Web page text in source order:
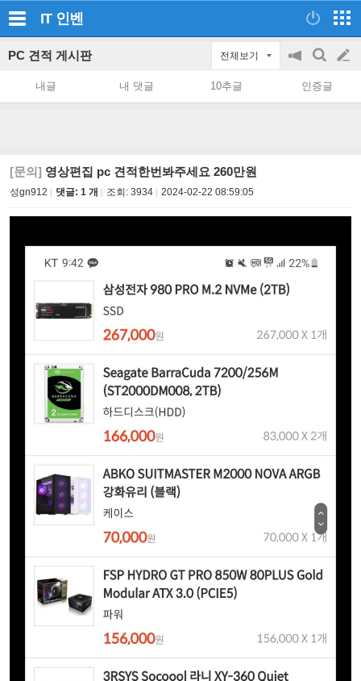
IT 인벤
PC 견적 게시판 전체보기
공
on/off
검
색
글
쓰
내글 내 댓글 10추글 인증글
[문의] 영상편집 pc 견적한번봐주세요 260만원
성gn912 댓글: 1 개 조회: 3934 2024-02-22 08:59:05